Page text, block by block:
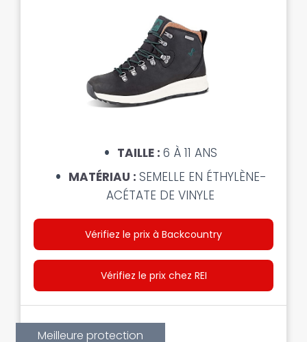
TAILLE : 6 À 11 ANS
MATÉRIAU : SEMELLE EN ÉTHYLÈNE-
ACÉTATE DE VINYLE
Vérifiez le prix à Backcountry
Vérifiez le prix chez REI
Meilleure protection